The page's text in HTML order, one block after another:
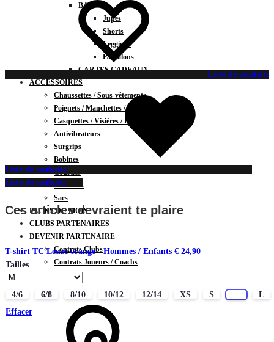
BAS
Jupes
Shorts
Leggings
Pantalons
CARTES CADEAUX
ACCESSOIRES
Chaussettes / Sous-vêtements
Poignets / Manchettes / Gants
Casquettes / Visières / Bandeaux
Antivibrateurs
Surgrips
Bobines
Gourdes
Serviettes
Sacs
PACKS DU MOIS
CLUBS PARTENAIRES
DEVENIR PARTENAIRE
Contrats Clubs
Contrats Joueurs / Coachs
CONTACT
Liste de souhaits
Liste de souhaits
Liste de souhaits
Ces articles devraient te plaire
T-shirt TC Leuze orange - Hommes / Enfants € 24,90
Tailles
4/6 6/8 8/10 10/12 12/14 XS S
L
Effacer